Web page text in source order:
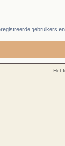
gebruikers
Het